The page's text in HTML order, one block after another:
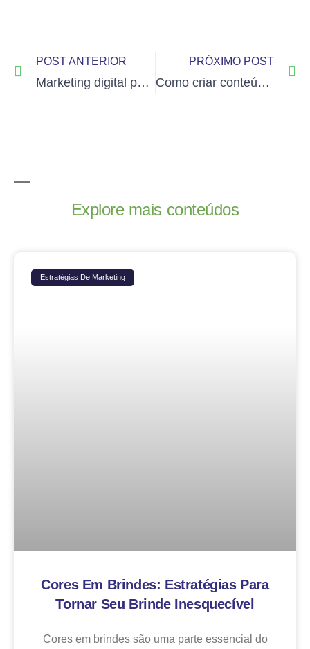
POST ANTERIOR
Marketing digital para construtoras: como começar
PRÓXIMO POST
Como criar conteúdos que geram vendas online
Explore mais conteúdos
Estratégias De Marketing
Cores Em Brindes: Estratégias Para
Tornar Seu Brinde Inesquecível
Cores em brindes são uma parte essencial do